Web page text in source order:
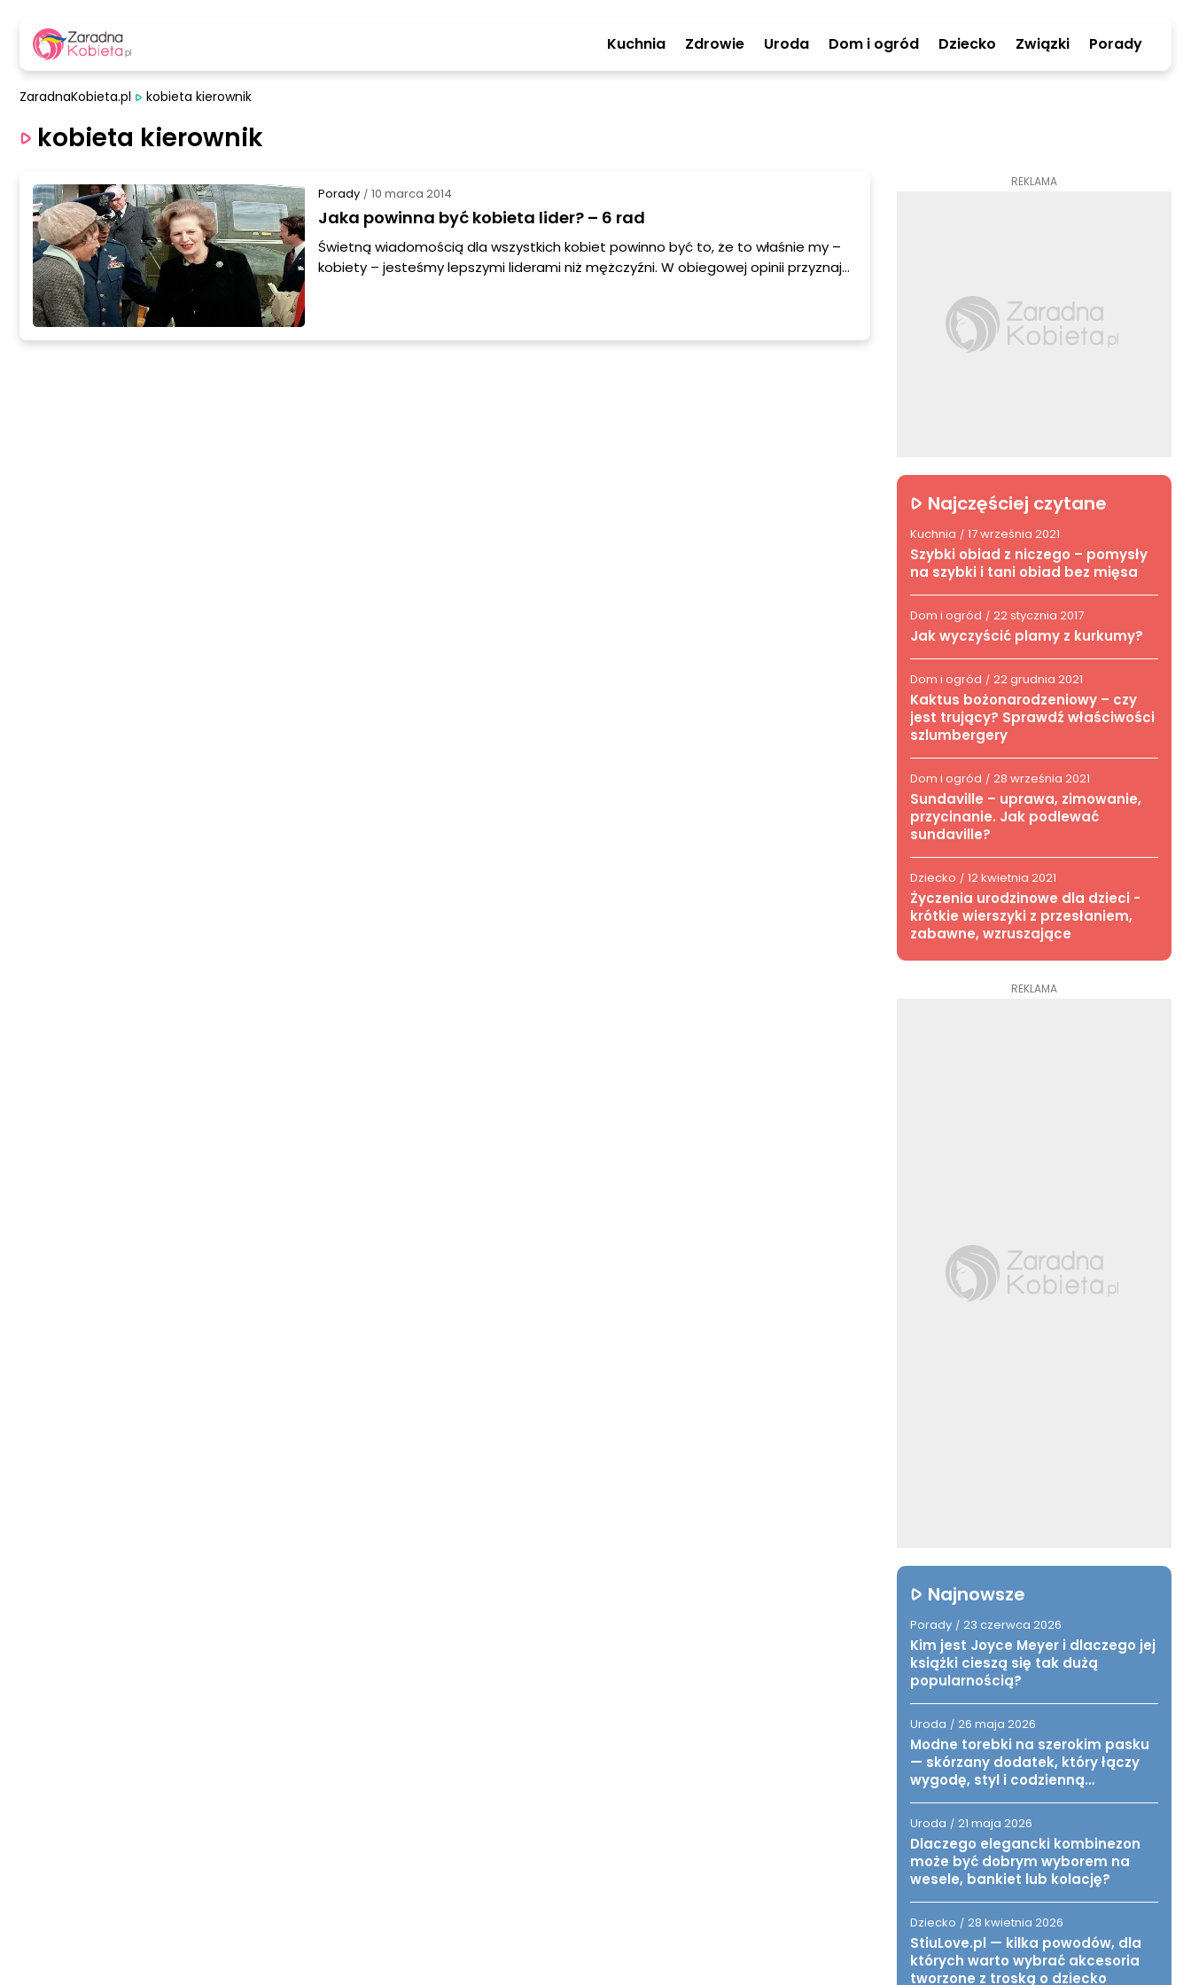
Kuchnia Zdrowie Uroda Dom i ogród Dziecko Związki Porady
ZaradnaKobieta.pl kobieta kierownik
kobieta kierownik
Porady / 10 marca 2014
Jaka powinna być kobieta lider? – 6 rad
Świetną wiadomością dla wszystkich kobiet powinno być to, że to właśnie my –
kobiety – jesteśmy lepszymi liderami niż mężczyźni. W obiegowej opinii przyznaje
REKLAMA
Najczęściej czytane
Kuchnia / 17 września 2021
Szybki obiad z niczego – pomysły
na szybki i tani obiad bez mięsa
Dom i ogród / 22 stycznia 2017
Jak wyczyścić plamy z kurkumy?
Dom i ogród / 22 grudnia 2021
Kaktus bożonarodzeniowy – czy
jest trujący? Sprawdź właściwości
szlumbergery
Dom i ogród / 28 września 2021
Sundaville – uprawa, zimowanie,
przycinanie. Jak podlewać
sundaville?
Dziecko / 12 kwietnia 2021
Życzenia urodzinowe dla dzieci -
krótkie wierszyki z przesłaniem,
zabawne, wzruszające
REKLAMA
Najnowsze
Porady / 23 czerwca 2026
Kim jest Joyce Meyer i dlaczego jej
książki cieszą się tak dużą
popularnością?
Uroda / 26 maja 2026
Modne torebki na szerokim pasku
— skórzany dodatek, który łączy
wygodę, styl i codzienną
Uroda / 21 maja 2026
Dlaczego elegancki kombinezon
może być dobrym wyborem na
wesele, bankiet lub kolację?
Dziecko / 28 kwietnia 2026
StiuLove.pl — kilka powodów, dla
których warto wybrać akcesoria
tworzone z troską o dziecko